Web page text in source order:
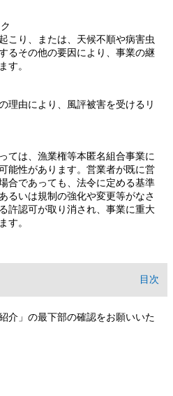
こり、または、天候不順や病害虫
るその他の要因により、事業の継
す。
理由により、風評被害を受けるリ
ては、漁業権等本匿名組合事業に
能性があります。営業者が既に営
合であっても、法令に定める基準
るいは規制の強化や変更等がなさ
許認可が取り消され、事業に重大
す。
目次
介」の最下部の確認をお願いいた